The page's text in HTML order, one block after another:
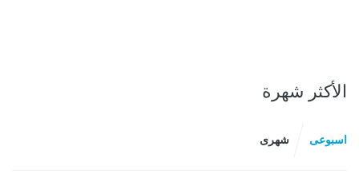
الأكثر شهرة
اسبوعى شهرى